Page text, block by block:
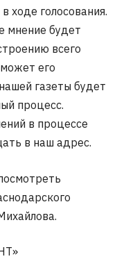
ходе голосования.
мнение будет
всего
его
газеты будет
процесс.
в процессе
в наш адрес.